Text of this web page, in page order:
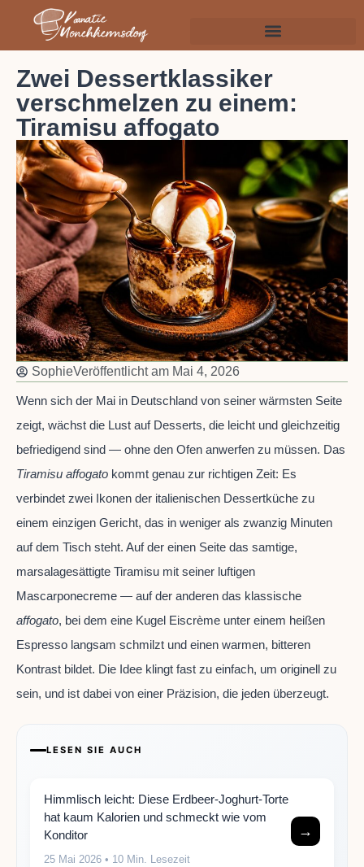
Zwei Dessertklassiker
verschmelzen zu einem:
Tiramisu affogato
SophieVeröffentlicht am Mai 4, 2026
Wenn sich der Mai in Deutschland von seiner wärmsten Seite
zeigt, wächst die Lust auf Desserts, die leicht und gleichzeitig
befriedigend sind — ohne den Ofen anwerfen zu müssen. Das
Tiramisu affogato kommt genau zur richtigen Zeit: Es
verbindet zwei Ikonen der italienischen Dessertküche zu
einem einzigen Gericht, das in weniger als zwanzig Minuten
auf dem Tisch steht. Auf der einen Seite das samtige,
marsalagesättigte Tiramisu mit seiner luftigen
Mascarponecreme — auf der anderen das klassische
affogato, bei dem eine Kugel Eiscrème unter einem heißen
Espresso langsam schmilzt und einen warmen, bitteren
Kontrast bildet. Die Idee klingt fast zu einfach, um originell zu
sein, und ist dabei von einer Präzision, die jeden überzeugt.
LESEN SIE AUCH
Himmlisch leicht: Diese Erdbeer-Joghurt-Torte
hat kaum Kalorien und schmeckt wie vom
Konditor
25 Mai 2026 • 10 Min. Lesezeit
→